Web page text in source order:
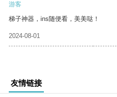
游客
梯子神器，ins随便看，美美哒！
2024-08-01
友情链接